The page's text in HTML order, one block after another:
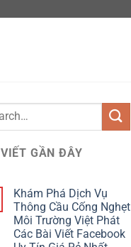
GẦN ĐÂY
Khám Phá Dịch Vụ
Thông Cầu Cống Nghẹt
Môi Trường Việt Phát
Các Bài Viết Facebook